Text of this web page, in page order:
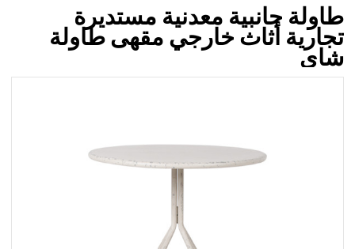
طاولة جانبية معدنية مستديرة
تجارية أثاث خارجي مقهى طاولة
شاي